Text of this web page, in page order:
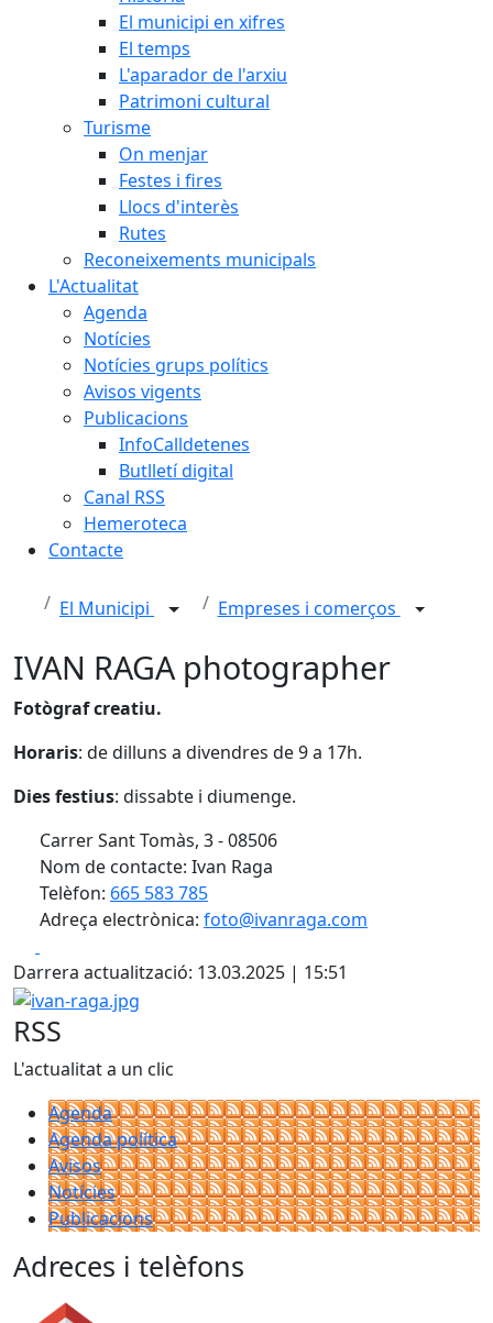
El municipi en xifres
El temps
L'aparador de l'arxiu
Patrimoni cultural
Turisme
On menjar
Festes i fires
Llocs d'interès
Rutes
Reconeixements municipals
L'Actualitat
Agenda
Notícies
Notícies grups polítics
Avisos vigents
Publicacions
InfoCalldetenes
Butlletí digital
Canal RSS
Hemeroteca
Contacte
El Municipi Empreses i comerços
IVAN RAGA photographer
Fotògraf creatiu.
Horaris: de dilluns a divendres de 9 a 17h.
Dies festius: dissabte i diumenge.
Carrer Sant Tomàs, 3 - 08506
Nom de contacte: Ivan Raga
Telèfon: 665 583 785
Adreça electrònica: foto@ivanraga.com
Darrera actualització: 13.03.2025 | 15:51
ivan-raga.jpg
RSS
L'actualitat a un clic
Agenda
Agenda política
Avisos
Notícies
Publicacions
Adreces i telèfons